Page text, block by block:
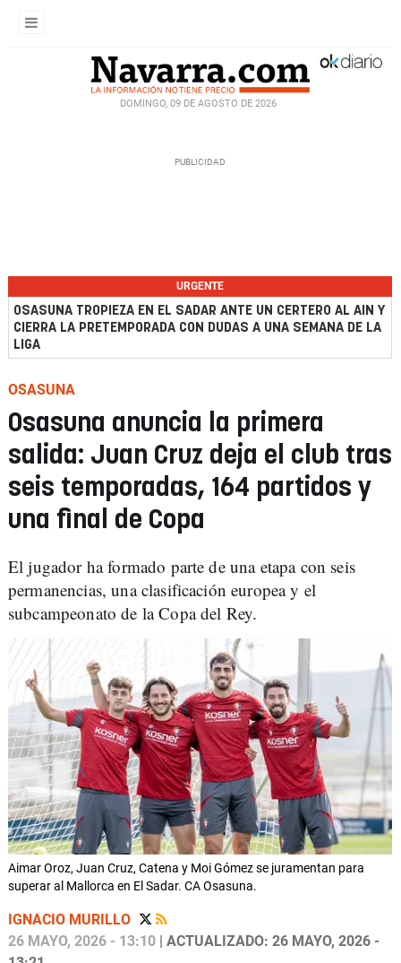
DOMINGO, 09 DE AGOSTO DE 2026
URGENTE
OSASUNA TROPIEZA EN EL SADAR ANTE UN CERTERO AL AIN Y
CIERRA LA PRETEMPORADA CON DUDAS A UNA SEMANA DE LA
LIGA
OSASUNA
Osasuna anuncia la primera
salida: Juan Cruz deja el club tras
seis temporadas, 164 partidos y
una final de Copa
El jugador ha formado parte de una etapa con seis
permanencias, una clasificación europea y el
subcampeonato de la Copa del Rey.
Aimar Oroz, Juan Cruz, Catena y Moi Gómez se juramentan para
superar al Mallorca en El Sadar. CA Osasuna.
IGNACIO MURILLO
26 MAYO, 2026 - 13:10 | ACTUALIZADO: 26 MAYO, 2026 -